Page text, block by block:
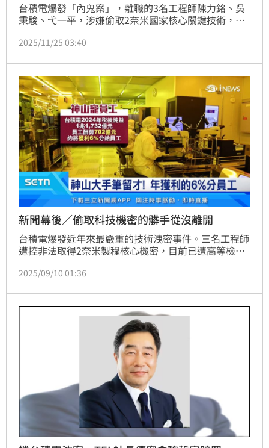
台積電爆發「內鬼案」，離職的3名工程師陳力銘、吳
秉駿、弋一平，涉嫌偷取2奈米國家核心關鍵技術，被
財產及商業法院，裁定3人羈押禁見3月，3人提起抗
滿，今（25日），智慧財產及商業法院裁定自12月1日
起，延長羈押禁見2月。
2025/11/25 03:40
新聞幕後／偷取科技機密的髒手從沒離開
台積電爆發近年來最嚴重的技術洩密事件。三名工程師
遭控非法取得2奈米製程核心機密，目前已遭高等檢察
全法》調查，為該法首次適用於技術竊密案件。台積電
不僅關係台積電的企業聲譽與市場信心，更牽動台灣整
體半導體產業的技術安全與國安防線。
2025/09/10 01:36